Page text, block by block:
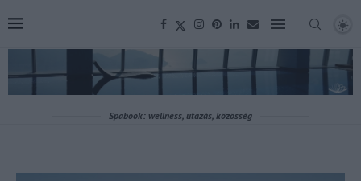
Spabook: wellness, utazás, közösség